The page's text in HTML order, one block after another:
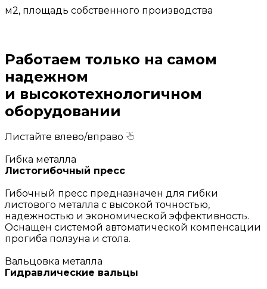
м2, площадь собственного производства
Работаем только на самом
надежном
и высокотехнологичном
оборудовании
Листайте влево/вправо
Гибка металла
Листогибочный пресс
Гибочный пресс предназначен для гибки
листового металла с высокой точностью,
надежностью и экономической эффективность.
Оснащен системой автоматической компенсации
прогиба ползуна и стола.
Вальцовка металла
Гидравлические вальцы